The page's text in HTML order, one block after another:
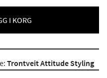
I KORG
Trontveit Attitude Styling